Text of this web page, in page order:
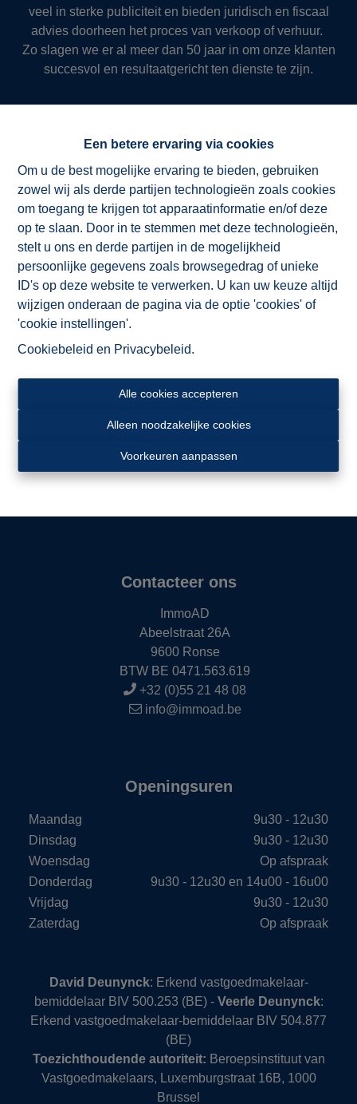
Een betere ervaring via cookies
Om u de best mogelijke ervaring te bieden, gebruiken
zowel wij als derde partijen technologieën zoals cookies
om toegang te krijgen tot apparaatinformatie en/of deze
op te slaan. Door in te stemmen met deze technologieën,
stelt u ons en derde partijen in de mogelijkheid
persoonlijke gegevens zoals browsegedrag of unieke
ID's op deze website te verwerken. U kan uw keuze altijd
wijzigen onderaan de pagina via de optie 'cookies' of
'cookie instellingen'.
Cookiebeleid en Privacybeleid.
Alle cookies accepteren
Alleen noodzakelijke cookies
Voorkeuren aanpassen
veel in sterke publiciteit en bieden juridisch en fiscaal
advies doorheen het proces van verkoop of verhuur.
Zo slagen we er al meer dan 50 jaar in om onze klanten
succesvol en resultaatgericht ten dienste te zijn.
NV ImmoAD
Contacteer ons
ImmoAD
Abeelstraat 26A
9600 Ronse
BTW BE 0471.563.619
+32 (0)55 21 48 08
info@immoad.be
Openingsuren
Maandag
9u30 - 12u30
Dinsdag
9u30 - 12u30
Woensdag
Op afspraak
Donderdag
9u30 - 12u30 en 14u00 - 16u00
Vrijdag
9u30 - 12u30
Zaterdag
Op afspraak
David Deunynck: Erkend vastgoedmakelaar-
bemiddelaar BIV 500.253 (BE) - Veerle Deunynck:
Erkend vastgoedmakelaar-bemiddelaar BIV 504.877
(BE)
Toezichthoudende autoriteit: Beroepsinstituut van
Vastgoedmakelaars, Luxemburgstraat 16B, 1000
Brussel